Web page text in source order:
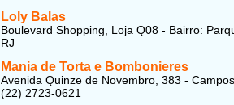
Loly Balas
Boulevard Shopping, Loja Q08 - Bairro:
RJ
Mania de Torta e Bombonieres
Avenida Quinze de Novembro, 383 -
(22) 2723-0621